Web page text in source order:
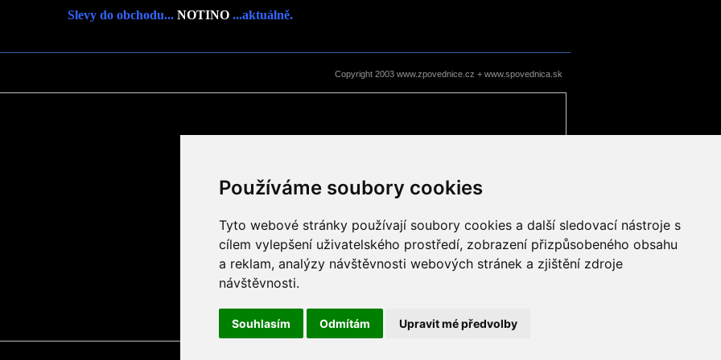
Používáme soubory cookies
Tyto webové stránky používají soubory cookies a další sledovací nástroje s
cílem vylepšení uživatelského prostředí, zobrazení přizpůsobeného obsahu
a reklam, analýzy návštěvnosti webových stránek a zjištění zdroje
návštěvnosti.
Souhlasím Odmítám Upravit mé předvolby
Slevy do obchodu... NOTINO ...aktuálně.
Copyright 2003 www.zpovednice.cz + www.spovednica.sk